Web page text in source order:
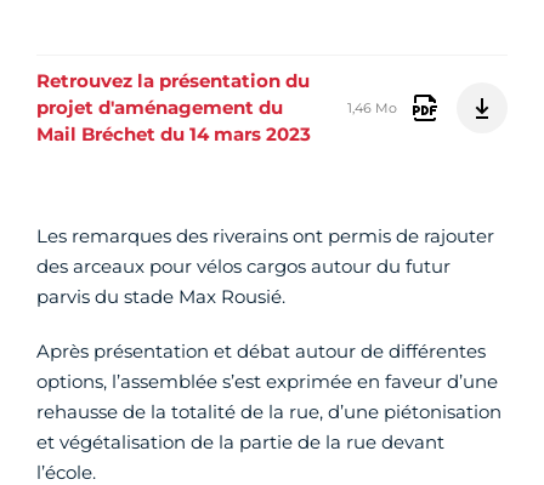
Retrouvez la présentation du
projet d'aménagement du
Mail Bréchet du 14 mars 2023
1,46 Mo
Les remarques des riverains ont permis de rajouter
des arceaux pour vélos cargos autour du futur
parvis du stade Max Rousié.
Après présentation et débat autour de différentes
options, l’assemblée s’est exprimée en faveur d’une
rehausse de la totalité de la rue, d’une piétonisation
et végétalisation de la partie de la rue devant
l’école.